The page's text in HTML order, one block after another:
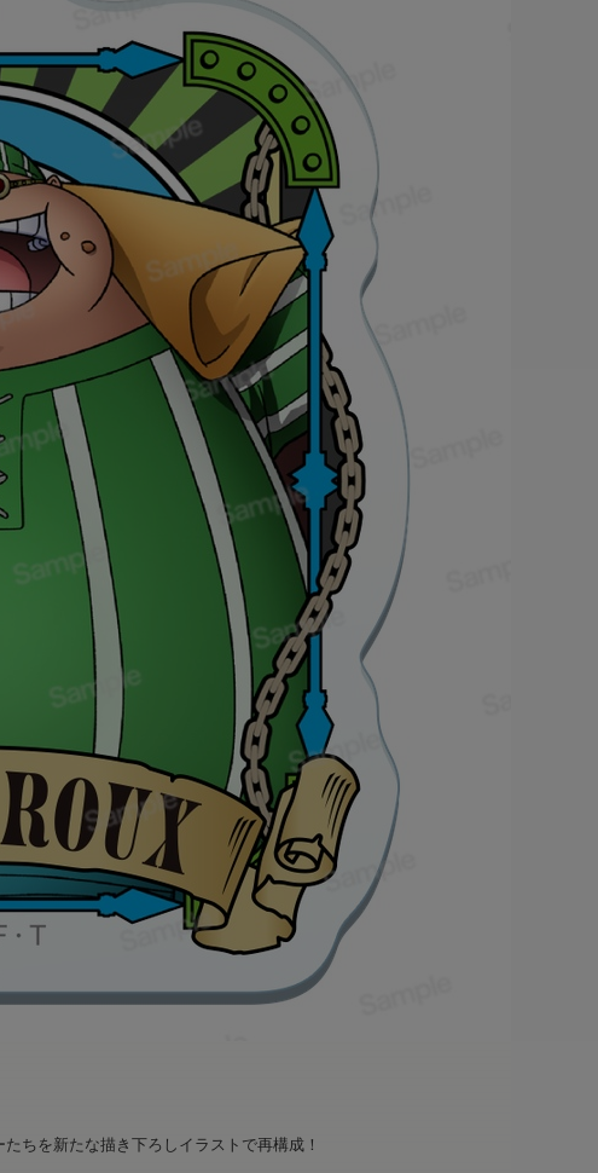
ちを新たな描き下ろしイラストで再構成！